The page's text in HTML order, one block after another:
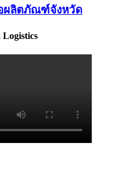
ผลิตภัณฑ์จังหวัด